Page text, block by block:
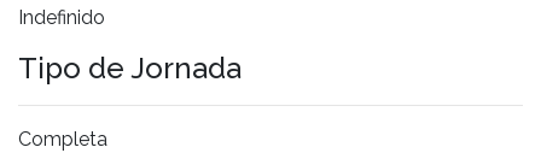
Indefinido
Tipo de Jornada
Completa